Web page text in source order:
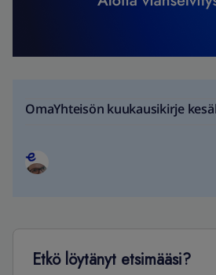
OmaYhteisön kuukausikirje
Etkö löytänyt etsimääsi?